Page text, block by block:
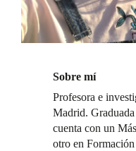
Sobre mí
Profesora e
Madrid.
cuenta con un
otro en